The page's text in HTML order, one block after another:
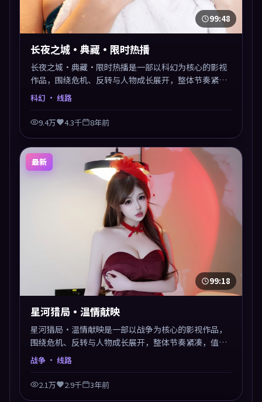
99:48
长夜之城·典藏·限时热播
长夜之城·典藏·限时热播是一部以科幻为核心的影视
作品，围绕危机、反转与人物成长展开，整体节奏紧
凑，值得推荐观看。
科幻 · 线路
9.4万 4.3千 8年前
最新
99:18
星河猎局·温情献映
星河猎局·温情献映是一部以战争为核心的影视作品，
围绕危机、反转与人物成长展开，整体节奏紧凑，值得
推荐观看。
战争 · 线路
2.1万 2.9千 3年前